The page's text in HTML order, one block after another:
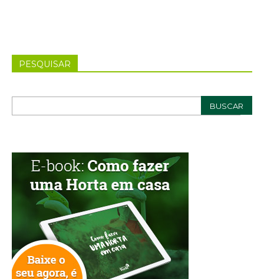
PESQUISAR